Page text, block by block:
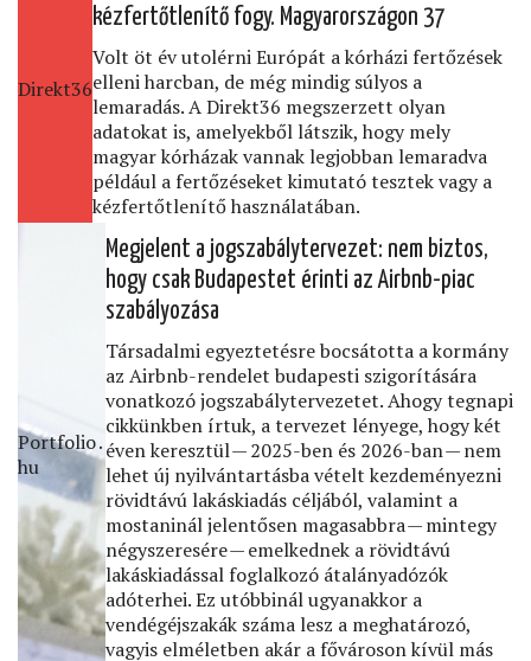
Direkt36
kézfertőtlenítő fogy. Magyarországon 37
Volt öt év utolérni Európát a kórházi fertőzések
elleni harcban, de még mindig súlyos a
lemaradás. A Direkt36 megszerzett olyan
adatokat is, amelyekből látszik, hogy mely
magyar kórházak vannak legjobban lemaradva
például a fertőzéseket kimutató tesztek vagy a
kézfertőtlenítő használatában.
Portfolio․
hu
Megjelent a jogszabálytervezet: nem biztos,
hogy csak Budapestet érinti az Airbnb-piac
szabályozása
Társadalmi egyeztetésre bocsátotta a kormány
az Airbnb-rendelet budapesti szigorítására
vonatkozó jogszabálytervezetet. Ahogy tegnapi
cikkünkben írtuk, a tervezet lényege, hogy két
éven keresztül — 2025-ben és 2026-ban — nem
lehet új nyilvántartásba vételt kezdeményezni
rövidtávú lakáskiadás céljából, valamint a
mostaninál jelentősen magasabbra — mintegy
négyszeresére — emelkednek a rövidtávú
lakáskiadással foglalkozó átalányadózók
adóterhei. Ez utóbbinál ugyanakkor a
vendégéjszakák száma lesz a meghatározó,
vagyis elméletben akár a fővároson kívül más